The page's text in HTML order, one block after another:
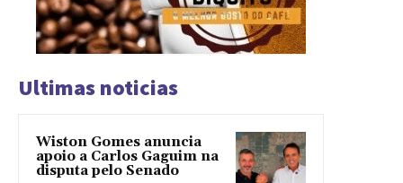
Ultimas noticias
Wiston Gomes anuncia
apoio a Carlos Gaguim na
disputa pelo Senado